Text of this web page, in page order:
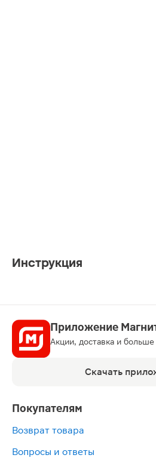
Инструкция
Приложение
Акции, доставка и больше
Скачать
Покупателям
Возврат товара
Вопросы и ответы